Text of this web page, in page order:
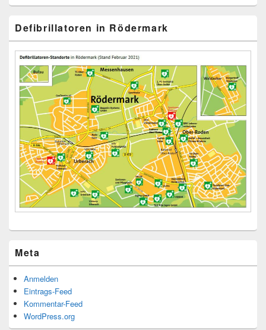
Defibrillatoren in Rödermark
Meta
Anmelden
Eintrags-Feed
Kommentar-Feed
WordPress.org